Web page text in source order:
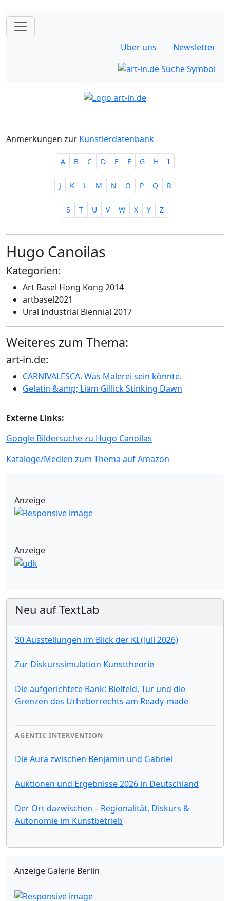
Über uns Newsletter
Anmerkungen zur Künstlerdatenbank
A B C D E F G H I
J K L M N O P Q R
S T U V W X Y Z
Hugo Canoilas
Kategorien:
Art Basel Hong Kong 2014
artbasel2021
Ural Industrial Biennial 2017
Weiteres zum Thema:
art-in.de:
CARNIVALESCA. Was Malerei sein könnte.
Gelatin &amp; Liam Gillick Stinking Dawn
Externe Links:
Google Bildersuche zu Hugo Canoilas
Kataloge/Medien zum Thema auf Amazon
Anzeige
Anzeige
Neu auf TextLab
30 Ausstellungen im Blick der KI (Juli 2026)
Zur Diskurssimulation Kunsttheorie
Die aufgerichtete Bank: Bielfeld, Tur und die
Grenzen des Urheberrechts am Ready-made
AGENTIC INTERVENTION
Die Aura zwischen Benjamin und Gabriel
Auktionen und Ergebnisse 2026 in Deutschland
Der Ort dazwischen – Regionalität, Diskurs &
Autonomie im Kunstbetrieb
Anzeige Galerie Berlin